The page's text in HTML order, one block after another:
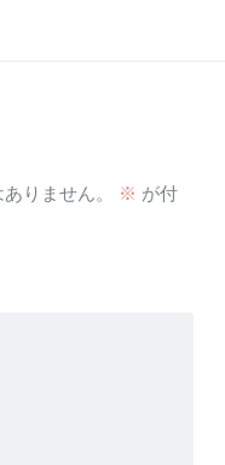
りません。 ※ が付